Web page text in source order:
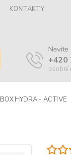
KONTAKTY
Nevíte
+420
osobní
BOX HYDRA - ACTIVE